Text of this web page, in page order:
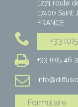
1271 route
17400 Saint
FRANCE
+33
+33 (0)5 46
Formulaire